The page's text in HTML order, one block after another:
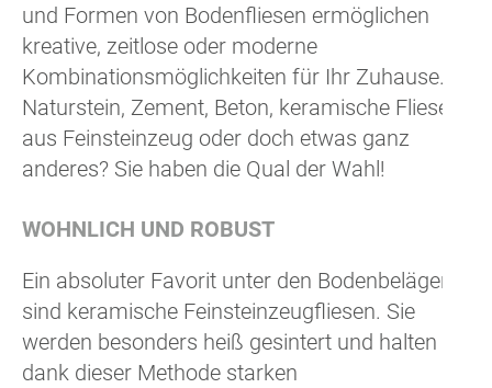
und Formen von Bodenfliesen ermöglichen
kreative, zeitlose oder moderne
Kombinationsmöglichkeiten für Ihr Zuhause.
Naturstein, Zement, Beton, keramische Fliesen
aus Feinsteinzeug oder doch etwas ganz
anderes? Sie haben die Qual der Wahl!
WOHNLICH UND ROBUST
Ein absoluter Favorit unter den Bodenbelägen
sind keramische Feinsteinzeugfliesen. Sie
werden besonders heiß gesintert und halten
dank dieser Methode starken